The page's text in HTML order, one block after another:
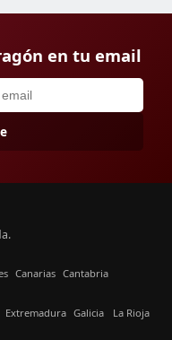
en tu email
Canarias Cantabria
Extremadura Galicia La Rioja